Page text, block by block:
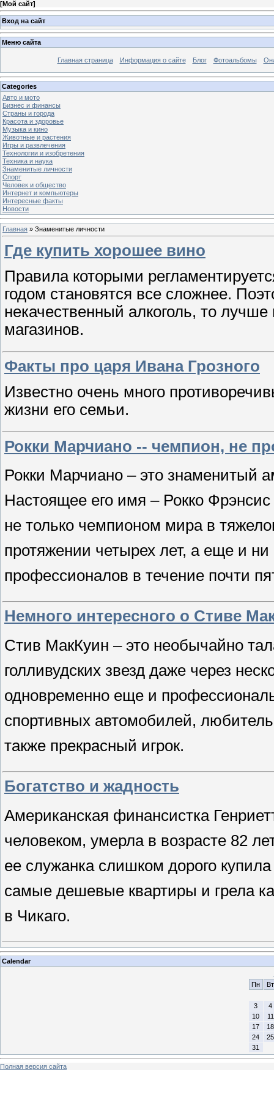
[Мой сайт]
Вход на сайт
Меню сайта
Главная страница Информация о сайте Блог Фотоальбомы
Categories
Авто и мото
Бизнес и финансы
Страны и города
Красота и здоровье
Музыка и кино
Животные и растения
Игры и развлечения
Технологии и изобретения
Техника и наука
Знаменитые личности
Спорт
Человек и общество
Интернет и компьютеры
Интересные факты
Новости
Главная » Знаменитые личности
Где купить хорошее вино
Правила которыми
годом становятся все сложнее.
некачественный алкоголь, то
магазинов.
Факты про царя Ивана Грозного
Известно очень много
жизни его семьи.
Рокки Марчиано -- чемпион, не
Рокки Марчиано – это знаменитый
Настоящее его имя – Рокко
не только чемпионом мира в
протяжении четырех лет, а еще и ни
профессионалов в течение почти
Немного интересного о Стиве
Стив МакКуин – это необычайно
голливудских звезд даже через
одновременно еще и
спортивных автомобилей,
также прекрасный игрок.
Богатство и жадность
Американская финансистка
человеком, умерла в возрасте 82
ее служанка слишком дорого
самые дешевые квартиры и грела
в Чикаго.
Calendar
Пн
Вт
3
4
10
11
17
18
24
25
31
Полная версия сайта